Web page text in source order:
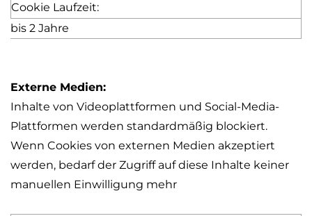
Cookie Laufzeit:
bis 2 Jahre
Externe Medien:
Inhalte von Videoplattformen und Social-Media-
Plattformen werden standardmäßig blockiert.
Wenn Cookies von externen Medien akzeptiert
werden, bedarf der Zugriff auf diese Inhalte keiner
manuellen Einwilligung mehr